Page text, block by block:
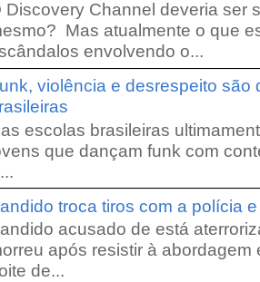
Discovery Channel deveria ser
Mas atualmente o que
envolvendo o...
violência e desrespeito são
escolas brasileiras
que dançam funk com
troca tiros com a polícia
acusado de está
após resistir à
de...